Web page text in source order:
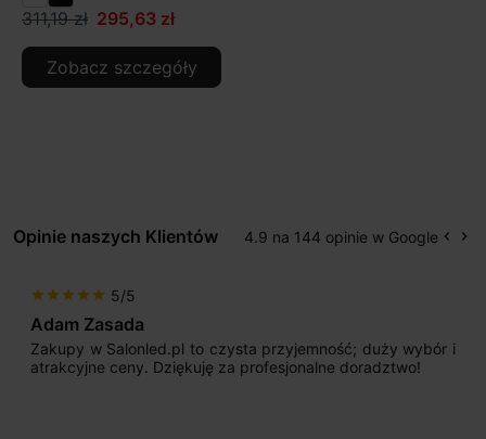
311,19 zł 295,63 zł
Zobacz szczegóły
Opinie naszych Klientów 4.9 na 144 opinie w Google keyboard_arrow_left keyboard_arrow_right
star star star star star 5/5
Adam Zasada
Zakupy w Salonled.pl to czysta przyjemność; duży wybór i
atrakcyjne ceny. Dziękuję za profesjonalne doradztwo!